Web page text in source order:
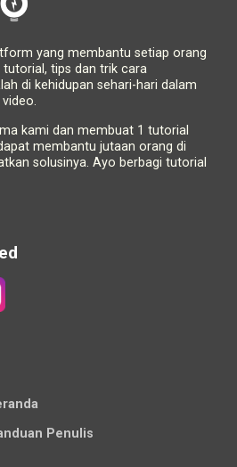
yang membantu setiap orang
tips dan trik cara
di kehidupan sehari-hari dalam
kami dan membuat 1 tutorial
membantu jutaan orang di
solusinya. Ayo berbagi tutorial
Penulis